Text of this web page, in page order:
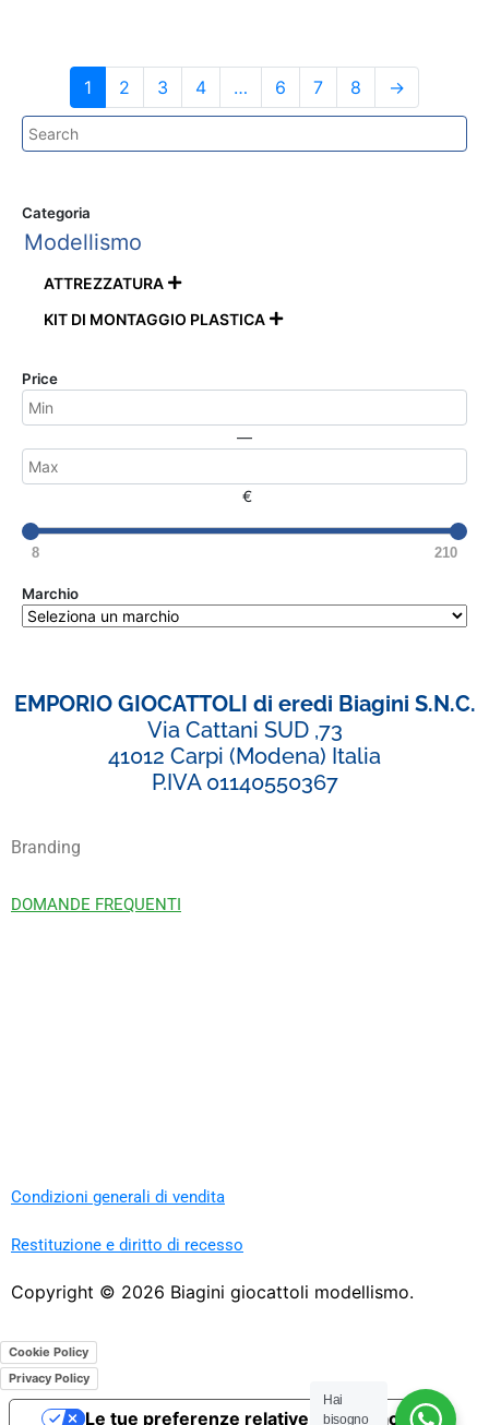
1 2 3 4 … 6 7 8 →
Categoria
Modellismo
ATTREZZATURA 
KIT DI MONTAGGIO PLASTICA 
Price
—
€
8 210
Marchio
EMPORIO GIOCATTOLI di eredi Biagini S.N.C.
Via Cattani SUD ,73
41012 Carpi (Modena) Italia
P.IVA 01140550367
Branding
DOMANDE FREQUENTI
Condizioni generali di vendita
Restituzione e diritto di recesso
Copyright © 2026 Biagini giocattoli modellismo.
Cookie Policy
Privacy Policy
Hai
bisogno
Le tue preferenze relative alla privacy